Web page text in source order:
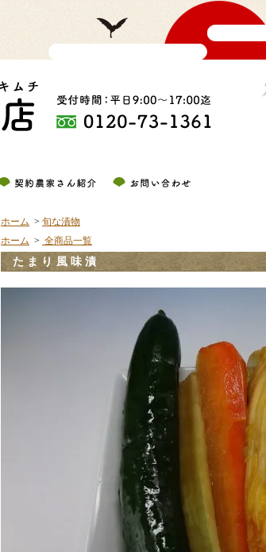
ホーム > 旬な漬物
ホーム > 全商品一覧
たまり風味漬